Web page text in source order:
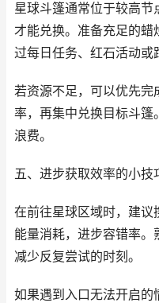
星球斗篷通常位于较高
才能兑换。准备充足的
过每日任务、红石活动或
若资源不足，可以优先
率，再集中兑换目标斗
浪费。
五、进步获取效率的小技
在前往星球区域时，建
能量消耗，进步容错率
减少反复尝试的时刻。
如果遇到入口无法开启